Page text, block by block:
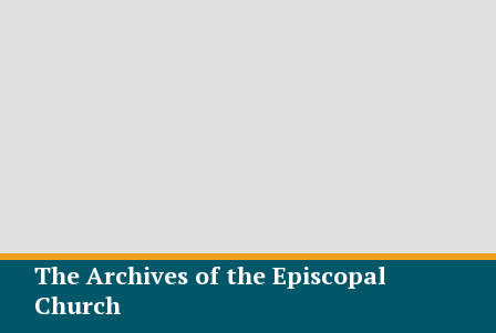
The Archives of the Episcopal
Church